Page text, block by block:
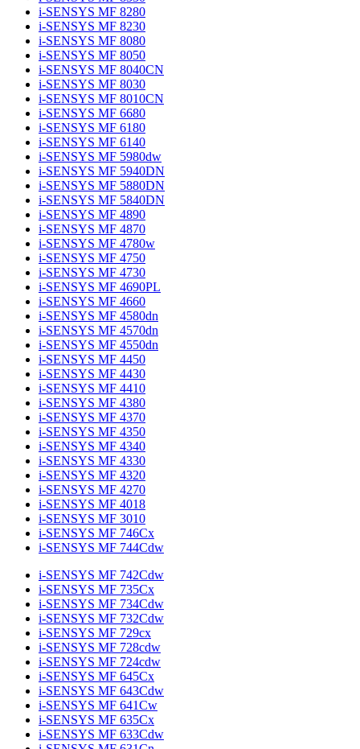
i-SENSYS MF 8280
i-SENSYS MF 8230
i-SENSYS MF 8080
i-SENSYS MF 8050
i-SENSYS MF 8040CN
i-SENSYS MF 8030
i-SENSYS MF 8010CN
i-SENSYS MF 6680
i-SENSYS MF 6180
i-SENSYS MF 6140
i-SENSYS MF 5980dw
i-SENSYS MF 5940DN
i-SENSYS MF 5880DN
i-SENSYS MF 5840DN
i-SENSYS MF 4890
i-SENSYS MF 4870
i-SENSYS MF 4780w
i-SENSYS MF 4750
i-SENSYS MF 4730
i-SENSYS MF 4690PL
i-SENSYS MF 4660
i-SENSYS MF 4580dn
i-SENSYS MF 4570dn
i-SENSYS MF 4550dn
i-SENSYS MF 4450
i-SENSYS MF 4430
i-SENSYS MF 4410
i-SENSYS MF 4380
i-SENSYS MF 4370
i-SENSYS MF 4350
i-SENSYS MF 4340
i-SENSYS MF 4330
i-SENSYS MF 4320
i-SENSYS MF 4270
i-SENSYS MF 4018
i-SENSYS MF 3010
i-SENSYS MF 746Cx
i-SENSYS MF 744Cdw
i-SENSYS MF 742Cdw
i-SENSYS MF 735Cx
i-SENSYS MF 734Cdw
i-SENSYS MF 732Cdw
i-SENSYS MF 729cx
i-SENSYS MF 728cdw
i-SENSYS MF 724cdw
i-SENSYS MF 645Cx
i-SENSYS MF 643Cdw
i-SENSYS MF 641Cw
i-SENSYS MF 635Cx
i-SENSYS MF 633Cdw